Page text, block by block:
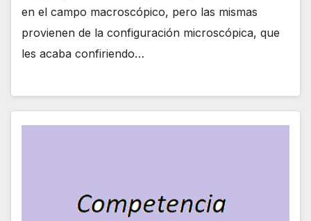
en el campo macroscópico, pero las mismas
provienen de la configuración microscópica, que
les acaba confiriendo…